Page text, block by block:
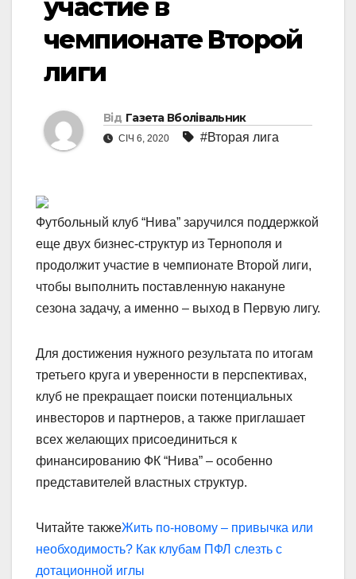
участие в
чемпионате Второй
лиги
Від Газета Вболівальник
СІЧ 6, 2020 #Вторая лига
Футбольный клуб “Нива” заручился поддержкой
еще двух бизнес-структур из Тернополя и
продолжит участие в чемпионате Второй лиги,
чтобы выполнить поставленную накануне
сезона задачу, а именно – выход в Первую лигу.
Для достижения нужного результата по итогам
третьего круга и уверенности в перспективах,
клуб не прекращает поиски потенциальных
инвесторов и партнеров, а также приглашает
всех желающих присоединиться к
финансированию ФК “Нива” – особенно
представителей властных структур.
Читайте такжеЖить по-новому – привычка или
необходимость? Как клубам ПФЛ слезть с
дотационной иглы